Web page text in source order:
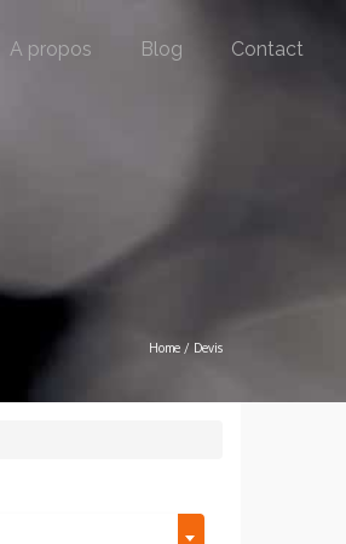
A propos Blog Contact
Home / Devis